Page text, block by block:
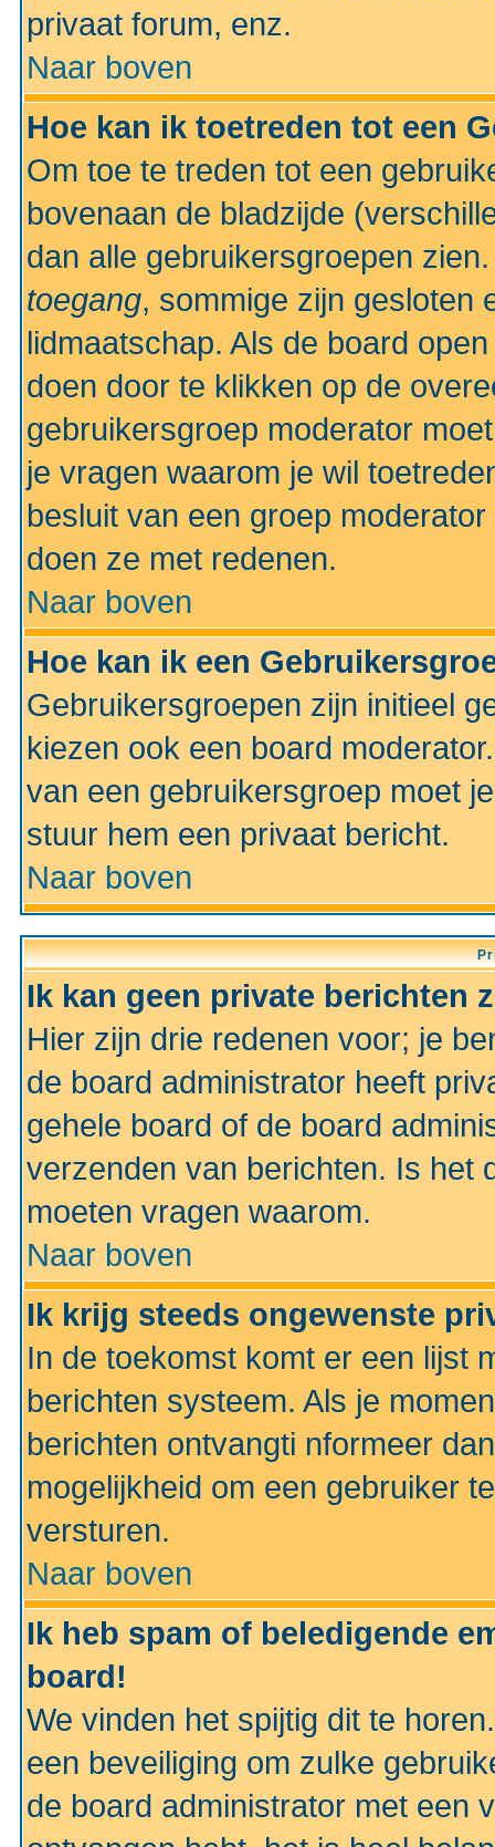
privaat forum, enz.
Naar boven
Hoe kan ik toetreden tot een
Om toe te treden tot een
bovenaan de bladzijde
dan alle gebruikersgroepen
toegang, sommige zijn gesloten
lidmaatschap. Als de board
doen door te klikken op de
gebruikersgroep moderator
je vragen waarom je wil
besluit van een groep
doen ze met redenen.
Naar boven
Hoe kan ik een
Gebruikersgroepen zijn initieel
kiezen ook een board
van een gebruikersgroep moet
stuur hem een privaat bericht.
Naar boven
Ik kan geen private berichten
Hier zijn drie redenen voor; je
de board administrator heeft
gehele board of de board
verzenden van berichten. Is het
moeten vragen waarom.
Naar boven
Ik krijg steeds ongewenste
In de toekomst komt er een lijst
berichten systeem. Als je
berichten ontvangti nformeer
mogelijkheid om een gebruiker
versturen.
Naar boven
Ik heb spam of beledigende
board!
We vinden het spijtig dit te
een beveiliging om zulke
de board administrator met een